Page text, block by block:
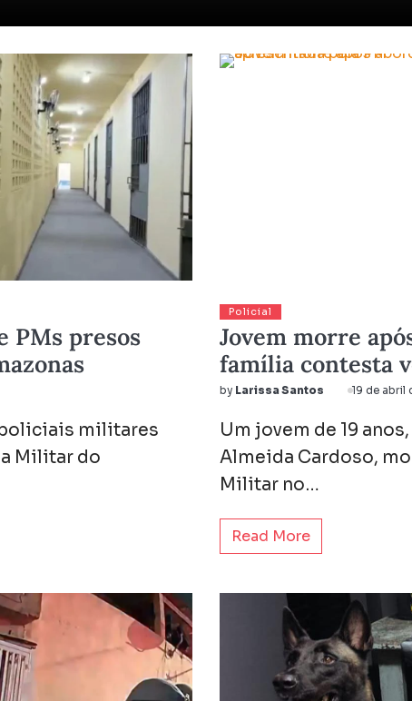
PMs presos
militares
Militar do
Policial
Jovem morre
família contesta
by Larissa Santos 19 de abril
Um jovem de 19
Almeida Cardoso,
Militar no…
Read More